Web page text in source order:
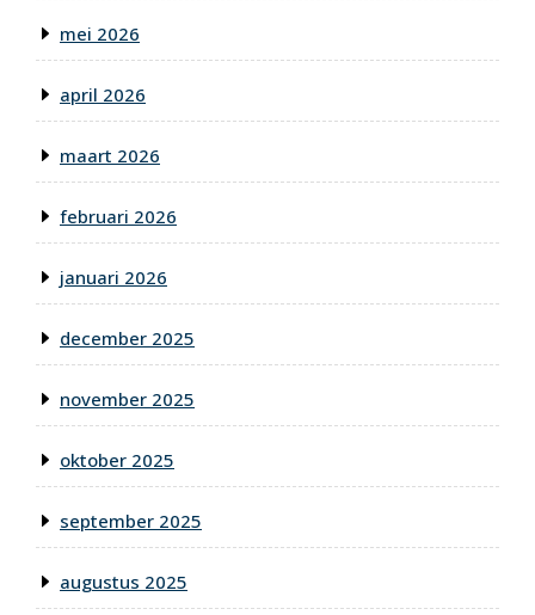
mei 2026
april 2026
maart 2026
februari 2026
januari 2026
december 2025
november 2025
oktober 2025
september 2025
augustus 2025